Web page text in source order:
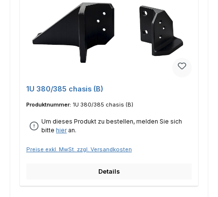
1U 380/385 chasis (B)
Produktnummer: 1U 380/385 chasis (B)
Um dieses Produkt zu bestellen, melden Sie sich
bittehieran.
Preise exkl. MwSt. zzgl. Versandkosten
Details